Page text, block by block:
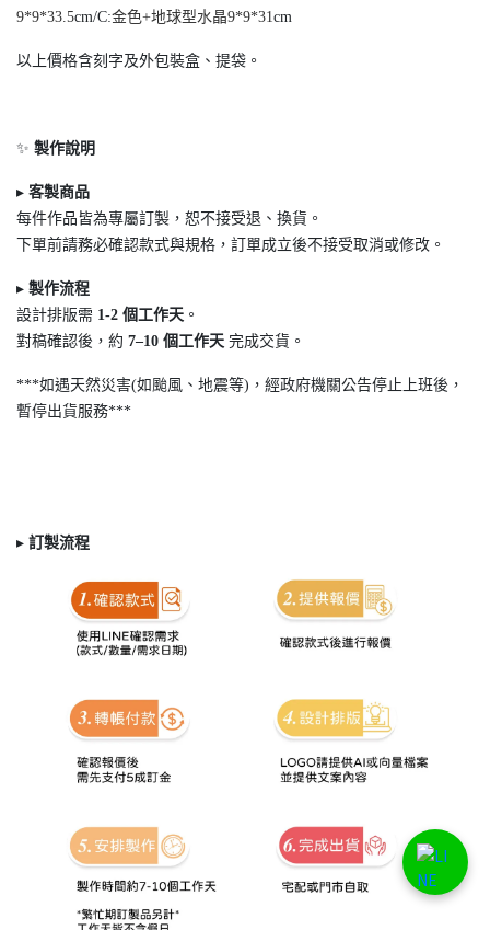
9*9*33.5cm/C:金色+地球型水晶9*9*31cm
以上價格含刻字及外包裝盒、提袋。
✨ 製作說明
▸ 客製商品
每件作品皆為專屬訂製，恕不接受退 、換貨。
下單前請務必確認款式與規格，訂單成立後不接受取消或修改。
▸ 製作流程
設計排版需 1-2 個工作天 。
對稿確認後，約 7–10 個工作天 完成交貨。
***如遇天然災害(如颱風、地震等)，經政府機關公告停止上班後，
暫停出貨服務***
▸ 訂製流程